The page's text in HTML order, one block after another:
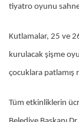
tiyatro oyunu
Kutlamalar, 25 ve
kurulacak şişme
çocuklara patlamış
Tüm etkinliklerin